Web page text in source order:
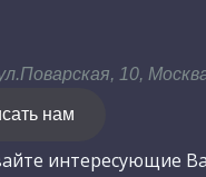
10,
нам
интересующие